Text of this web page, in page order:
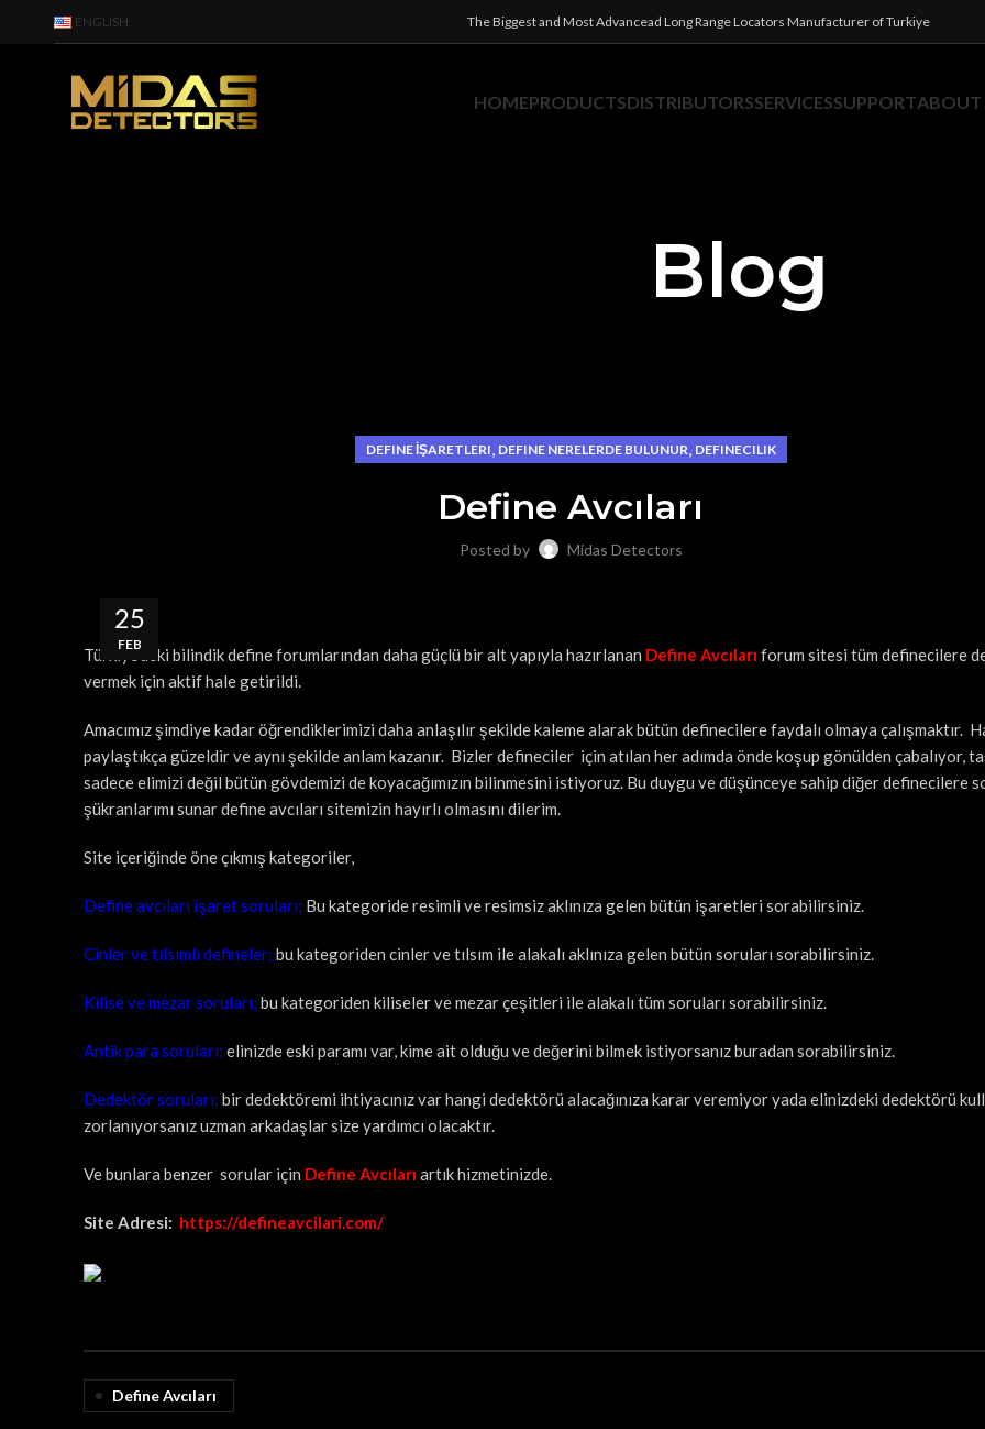
ENGLISH The Biggest and Most Advancead Long Range Locators Manufacturer of Turkiye
HOMEPRODUCTSDISTRIBUTORSSERVICESSUPPORTABOUT
Blog
DEFINE İŞARETLERI, DEFINE NERELERDE BULUNUR, DEFINECILIK
Define Avcıları
Posted by Midas Detectors
25
FEB
Türkiye’deki bilindik define forumlarından daha güçlü bir alt yapıyla hazırlanan Define Avcıları forum sitesi tüm definecilere
vermek için aktif hale getirildi.
Amacımız şimdiye kadar öğrendiklerimizi daha anlaşılır şekilde kaleme alarak bütün definecilere faydalı olmaya çalışmaktır.
paylaştıkça güzeldir ve aynı şekilde anlam kazanır. Bizler defineciler için atılan her adımda önde koşup gönülden çabalıyor,
sadece elimizi değil bütün gövdemizi de koyacağımızın bilinmesini istiyoruz. Bu duygu ve düşünceye sahip diğer definecilere
şükranlarımı sunar define avcıları sitemizin hayırlı olmasını dilerim.
Site içeriğinde öne çıkmış kategoriler,
Define avcıları işaret soruları; Bu kategoride resimli ve resimsiz aklınıza gelen bütün işaretleri sorabilirsiniz.
Cinler ve tılsımlı defineler; bu kategoriden cinler ve tılsım ile alakalı aklınıza gelen bütün soruları sorabilirsiniz.
Kilise ve mezar soruları; bu kategoriden kiliseler ve mezar çeşitleri ile alakalı tüm soruları sorabilirsiniz.
Antik para soruları; elinizde eski paramı var, kime ait olduğu ve değerini bilmek istiyorsanız buradan sorabilirsiniz.
Dedektör soruları; bir dedektöremi ihtiyacınız var hangi dedektörü alacağınıza karar veremiyor yada elinizdeki dedektörü
zorlanıyorsanız uzman arkadaşlar size yardımcı olacaktır.
Ve bunlara benzer sorular için Define Avcıları artık hizmetinizde.
Site Adresi: https://defineavcilari.com/
Define Avcıları